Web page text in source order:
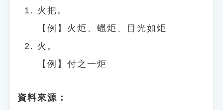
火把。
【例】火炬、蠟炬、目光如炬
火。
【例】付之一炬
資料來源：